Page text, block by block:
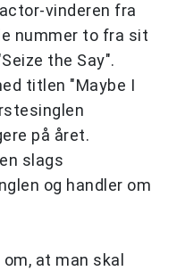
vinderen fra
nummer to fra sit
the Say".
titlen "Maybe I
på året.
slags
og handler om
at man skal